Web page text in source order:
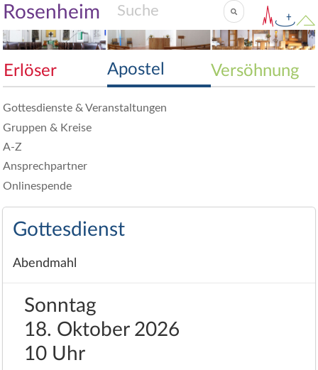
Rosenheim
Erlöser Apostel Versöhnung
Gottesdienste & Veranstaltungen
Gruppen & Kreise
A-Z
Ansprechpartner
Onlinespende
Gottesdienst
Abendmahl
Sonntag
18. Oktober 2026
10 Uhr